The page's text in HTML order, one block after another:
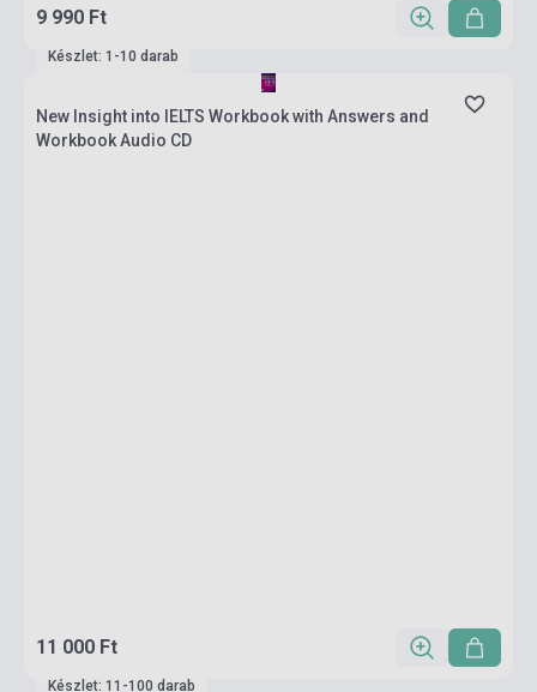
9 990 Ft
Készlet: 1-10 darab
New Insight into IELTS Workbook with Answers and
Workbook Audio CD
11 000 Ft
Készlet: 11-100 darab